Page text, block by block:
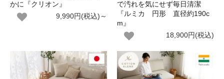
かに『クリオン』
9,990円(税込)～
で汚れを気にせず毎日清潔
『ルミカ 円形 直径約190c
m』
18,900円(税込)